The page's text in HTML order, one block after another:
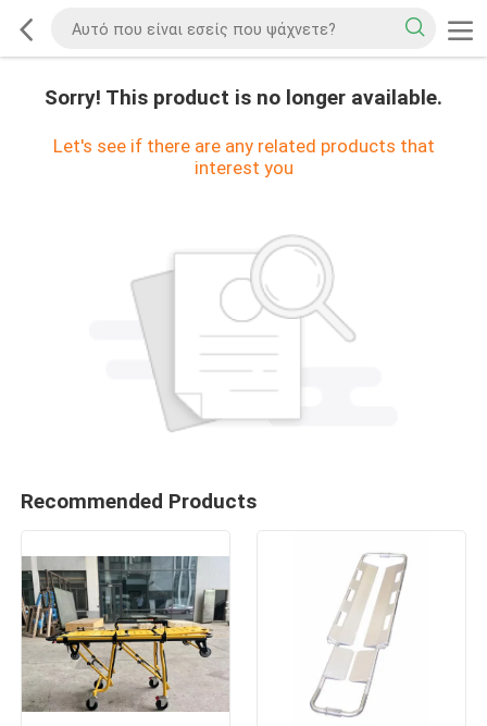
Sorry! This product is no longer available.
Let's see if there are any related products that
interest you
Recommended Products